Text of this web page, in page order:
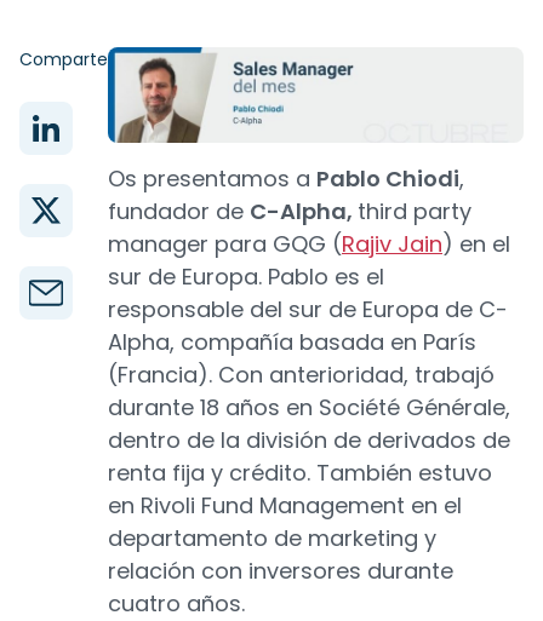
Comparte
Os presentamos a Pablo Chiodi,
fundador de C-Alpha, third party
manager para GQG (Rajiv Jain) en el
sur de Europa. Pablo es el
responsable del sur de Europa de C-
Alpha, compañía basada en París
(Francia). Con anterioridad, trabajó
durante 18 años en Société Générale,
dentro de la división de derivados de
renta fija y crédito. También estuvo
en Rivoli Fund Management en el
departamento de marketing y
relación con inversores durante
cuatro años.